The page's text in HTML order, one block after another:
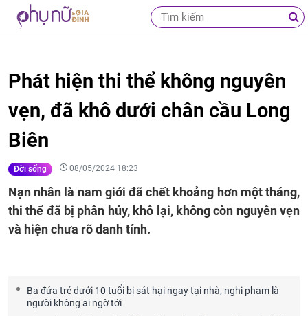
Phát hiện thi thể không nguyên
vẹn, đã khô dưới chân cầu Long
Biên
Đời sống 08/05/2024 18:23
Nạn nhân là nam giới đã chết khoảng hơn một tháng,
thi thể đã bị phân hủy, khô lại, không còn nguyên vẹn
và hiện chưa rõ danh tính.
Ba đứa trẻ dưới 10 tuổi bị sát hại ngay tại nhà, nghi phạm là
người không ai ngờ tới